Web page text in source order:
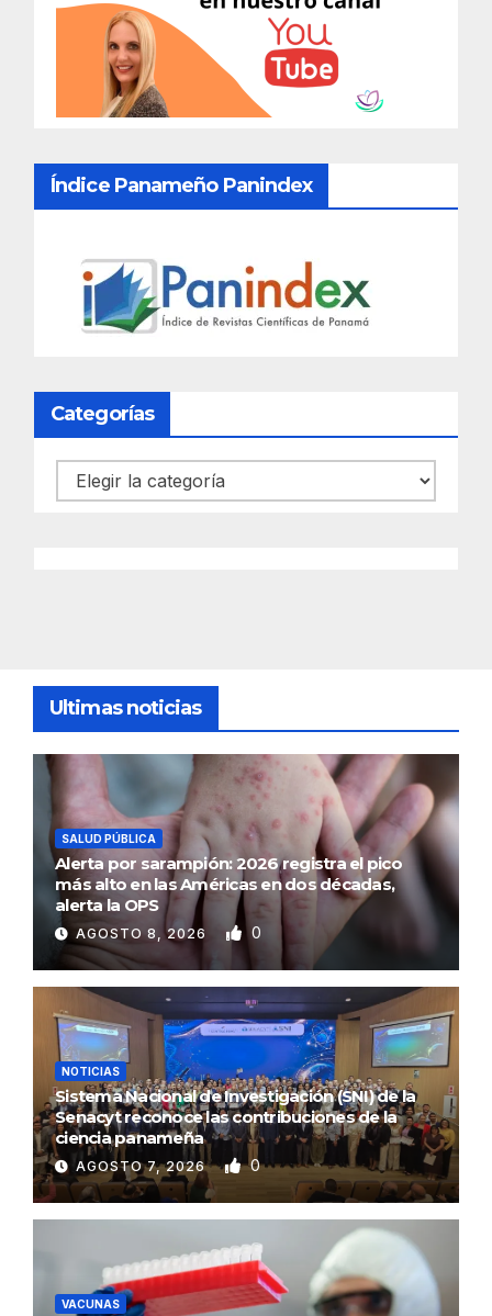
Índice Panameño Panindex
Categorías
Categorías
Ultimas noticias
SALUD PÚBLICA
Alerta por sarampión: 2026 registra el pico
más alto en las Américas en dos décadas,
alerta la OPS
AGOSTO 8, 2026 0
NOTICIAS
Sistema Nacional de Investigación (SNI) de la
Senacyt reconoce las contribuciones de la
ciencia panameña
AGOSTO 7, 2026 0
VACUNAS